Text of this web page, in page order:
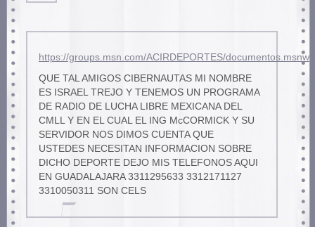
https://groups.msn.com/ACIRDEPORTES/documentos.msnw
QUE TAL AMIGOS CIBERNAUTAS MI NOMBRE
ES ISRAEL TREJO Y TENEMOS UN PROGRAMA
DE RADIO DE LUCHA LIBRE MEXICANA DEL
CMLL Y EN EL CUAL EL ING McCORMICK Y SU
SERVIDOR NOS DIMOS CUENTA QUE
USTEDES NECESITAN INFORMACION SOBRE
DICHO DEPORTE DEJO MIS TELEFONOS AQUI
EN GUADALAJARA 3311295633 3312171127
3310050311 SON CELS